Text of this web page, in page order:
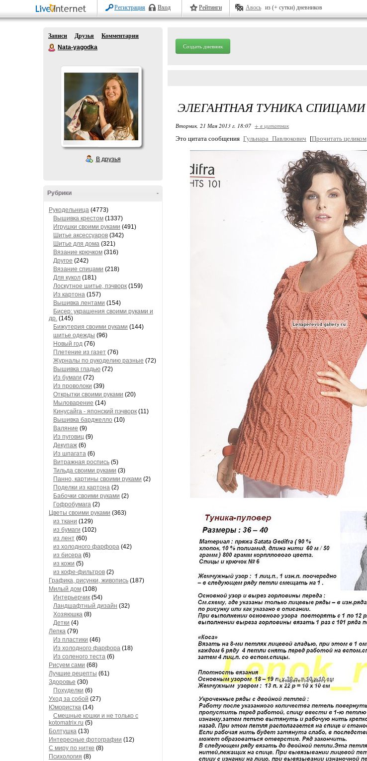
Регистрация Вход Рейтинги Авось из (+ сутки) дневников
Записи Друзья
Комментарии
Nata-yagodka
В друзья
-
Рубрики
Рукодельница (4773)
Вышивка крестом (1337)
Игрушки своими руками (491)
Шитье аксессуаров (342)
Шитье для дома (321)
Вязание крючком (316)
Другое (242)
Вязание спицами (218)
Для кукол (181)
Лоскутное шитье, пэчворк (159)
Из картона (157)
Вышивка лентами (154)
Бисер: украшения своими руками и
др. (145)
Бижутерия своими руками (144)
шитье одежды (96)
Новый год (76)
Плетение из газет (76)
Журналы по рукоделию разные (72)
Вышивка гладью (72)
Из бумаги (72)
Из проволоки (39)
Открытки своими руками (20)
Мыловарение (14)
Кинусайга - японский пэчворк (11)
Вышивка барджелло (10)
Валяние (9)
Из пуговиц (9)
Декупаж (6)
Из шпагата (6)
Витражная роспись (5)
Тильда своими руками (3)
Панно, картины своими руками (2)
Поделки из картона (2)
Бабочки своими руками (2)
Гофробумага (2)
Цветы своими руками (363)
из ткани (129)
из бумаги (102)
из лент (60)
из холодного фарфора (42)
из бисера (6)
из кожи (5)
из кофе-фильтров (2)
Графика, рисунки, живопись (187)
Милый дом (108)
Интерьерчик (54)
Ландшафтный дизайн (32)
Хозяюшка (8)
Детки (4)
Лепка (79)
Из пластики (46)
Из холодного фарфора (18)
Из соленого теста (6)
Рисуем сами (68)
Лучшие рецепты (61)
Здоровье (30)
Похуделки (6)
Уход за собой (27)
Юмористка (14)
Смешные кошки и не только с
kotomatrix.ru (5)
Болтушка (13)
Интересные фотографии (12)
С миру по нитке (8)
Психология (8)
Создать дневник
ЭЛЕГАНТНАЯ ТУНИКА СПИЦАМИ
Вторник, 21 Мая 2013 г. 18:07 + в цитатник
Это цитата сообщения Гульнара_Павлюкович [Прочитать целиком